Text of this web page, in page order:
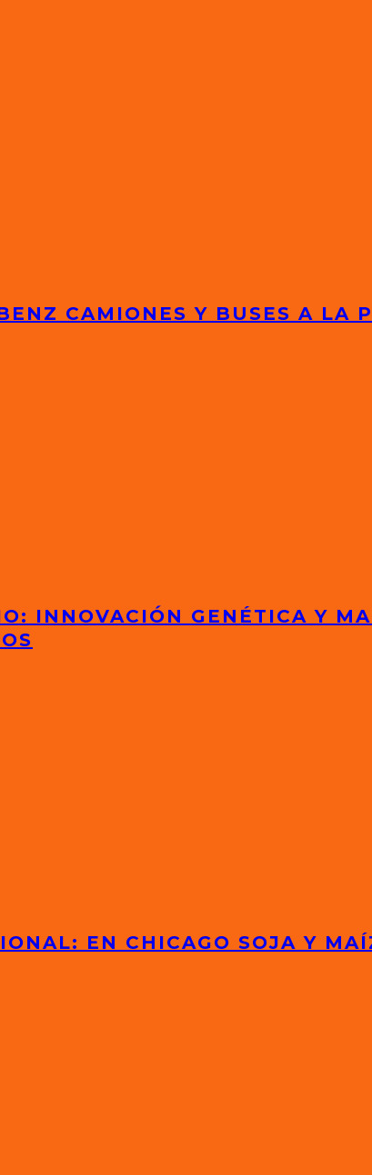
CAMIONES Y BUSES A LA
INNOVACIÓN GENÉTICA Y
EN CHICAGO SOJA Y